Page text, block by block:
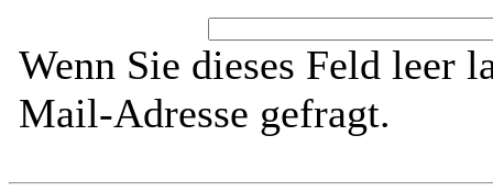
Wenn Sie dieses Feld leer
Mail-Adresse gefragt.